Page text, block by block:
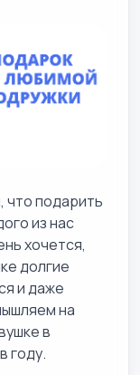
что подарить
из нас
хочется,
долгие
и даже
на
в
году.